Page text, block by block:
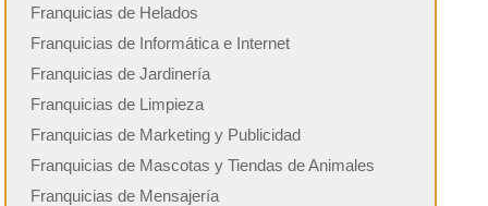
Franquicias de Helados
Franquicias de Informática e Internet
Franquicias de Jardinería
Franquicias de Limpieza
Franquicias de Marketing y Publicidad
Franquicias de Mascotas y Tiendas de Animales
Franquicias de Mensajería